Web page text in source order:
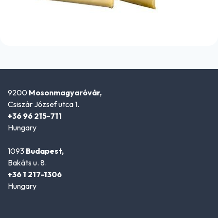
9200 Mosonmagyaróvár,
Csiszár József utca 1.
+36 96 215-711
Hungary
1093 Budapest,
Bakáts u. 8.
+36 1 217-1306
Hungary